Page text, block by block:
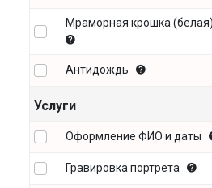
Мраморная крошка
Антидождь
Услуги
Оформление ФИО и даты
Гравировка портрета